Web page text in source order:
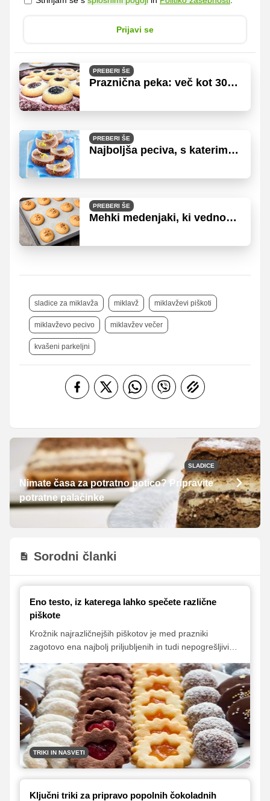
Prijavi se
PREBERI ŠE
Praznična peka: več kot 30
PREBERI ŠE
Najboljša peciva, s katerimi
PREBERI ŠE
Mehki medenjaki, ki vedno
sladice za miklavža miklavž miklavževi piškoti
miklavževo pecivo miklavžev večer
kvašeni parkeljni
SLADICE
Nimate časa za potratno potico? Pripravite
potratne palačinke
Sorodni članki
Eno testo, iz katerega lahko spečete različne
piškote
Krožnik najrazličnejših piškotov je med prazniki
zagotovo ena najbolj priljubljenih in tudi nepogrešljivih
pripravimo osnovno testo, ki ga potem razdelimo na
posamezne dele, v katere dodamo poljubne dodatke,
kot so mleti oreški in kakav. Tako dobimo več različnih
vrst testa, iz katerih lahko pripravimo najrazličnejše
piškote – od linških rožic in išlerjev, do lešnikovih
rogljičkov ter krhkih maslenih piškotov, ki se kar stopijo
v ustih.
TRIKI IN NASVETI
Ključni triki za pripravo popolnih čokoladnih